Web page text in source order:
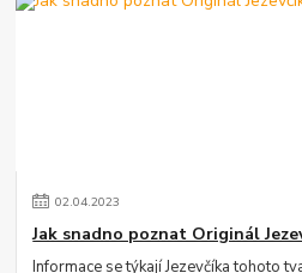
02.04.2023
Jak snadno poznat Originál
Informace se týkají Jezevčíka tohoto